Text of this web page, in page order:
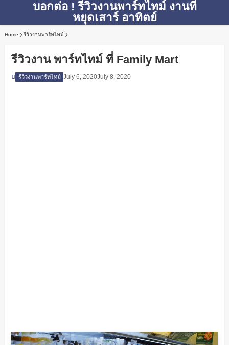
บอกต่อ ! รีวิวงานพาร์ทไทม์ งานที่
หยุดเสาร์ อาทิตย์
Home รีวิวงานพาร์ทไทม์
รีวิวงาน พาร์ทไทม์ ที่ Family Mart
รีวิวงานพาร์ทไทม์ July 6, 2020July 8, 2020